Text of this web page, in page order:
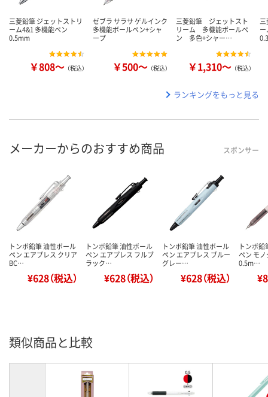
三菱鉛筆 ジェットストリ
ーム4&1 多機能ペン
0.5mm
￥808～ （税込）
ゼブラ サラサ ゲルインク
多機能ボールペン+シャ
ープ
￥500～ （税込）
三菱鉛筆 ジェットスト
リーム 多機能ボールペ
ン 多色+シャー…
￥1,310～ （税込）
ランキングをもっと見る
メーカーからのおすすめ商品 スポンサー
トンボ鉛筆 油性ボール
ペン エアプレス クリア
BC…
¥628（税込）
トンボ鉛筆 油性ボール
ペン エアプレス フルブ
ラック…
¥628（税込）
トンボ鉛筆 油性ボール
ペン エアプレス ブルー
グレー…
¥628（税込）
トンボ鉛
ペン モ
0.5m…
類似商品と比較